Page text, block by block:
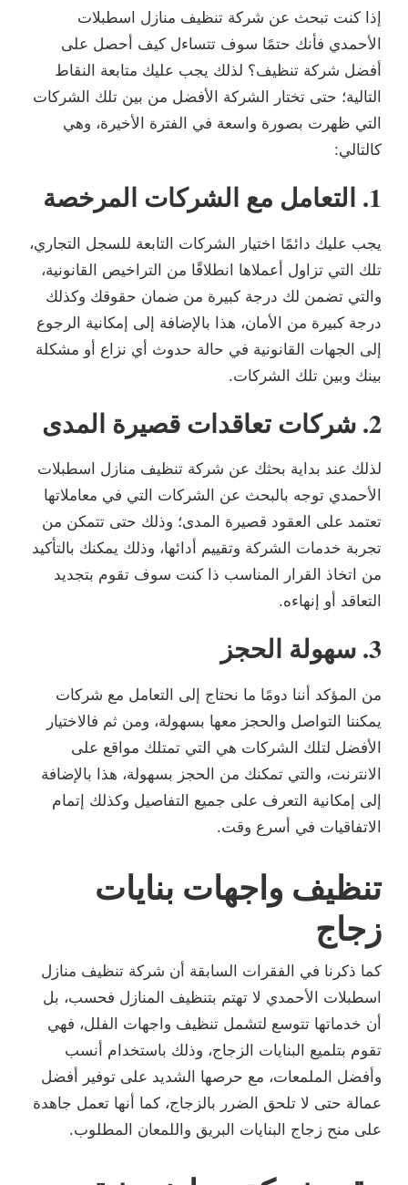
إذا كنت تبحث عن شركة تنظيف منازل اسطبلات
الأحمدي فأنك حتمًا سوف تتساءل كيف أحصل على
أفضل شركة تنظيف؟ لذلك يجب عليك متابعة النقاط
التالية؛ حتى تختار الشركة الأفضل من بين تلك الشركات
التي ظهرت بصورة واسعة في الفترة الأخيرة، وهي
كالتالي:
1. التعامل مع الشركات المرخصة
يجب عليك دائمًا اختيار الشركات التابعة للسجل التجاري،
تلك التي تزاول أعملاها انطلاقًا من التراخيص القانونية،
والتي تضمن لك درجة كبيرة من ضمان حقوقك وكذلك
درجة كبيرة من الأمان، هذا بالإضافة إلى إمكانية الرجوع
إلى الجهات القانونية في حالة حدوث أي نزاع أو مشكلة
بينك وبين تلك الشركات.
2. شركات تعاقدات قصيرة المدى
لذلك عند بداية بحثك عن شركة تنظيف منازل اسطبلات
الأحمدي توجه بالبحث عن الشركات التي في معاملاتها
تعتمد على العقود قصيرة المدى؛ وذلك حتى تتمكن من
تجربة خدمات الشركة وتقييم أدائها، وذلك يمكنك بالتأكيد
من اتخاذ القرار المناسب ذا كنت سوف تقوم بتجديد
التعاقد أو إنهاءه.
3. سهولة الحجز
من المؤكد أننا دومًا ما نحتاج إلى التعامل مع شركات
يمكننا التواصل والحجز معها بسهولة، ومن ثم فالاختيار
الأفضل لتلك الشركات هي التي تمتلك مواقع على
الانترنت، والتي تمكنك من الحجز بسهولة، هذا بالإضافة
إلى إمكانية التعرف على جميع التفاصيل وكذلك إتمام
الاتفاقيات في أسرع وقت.
تنظيف واجهات بنايات
زجاج
كما ذكرنا في الفقرات السابقة أن شركة تنظيف منازل
اسطبلات الأحمدي لا تهتم بتنظيف المنازل فحسب، بل
أن خدماتها تتوسع لتشمل تنظيف واجهات الفلل، فهي
تقوم بتلميع البنايات الزجاج، وذلك باستخدام أنسب
وأفضل الملمعات، مع حرصها الشديد على توفير أفضل
عمالة حتى لا تلحق الضرر بالزجاج، كما أنها تعمل جاهدة
على منح زجاج البنايات البريق واللمعان المطلوب.